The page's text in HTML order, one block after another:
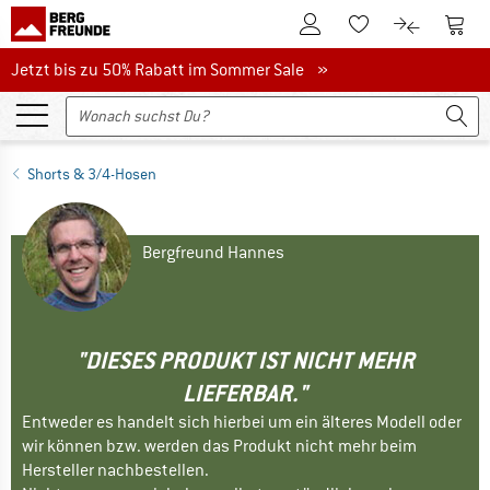
Zum KundenkontoZum Merkzettel.
Zum Zum
Jetzt bis zu 50% Rabatt im Sommer Sale
Jetzt bis zu 50% Rabatt im Sommer Sale »
Shorts & 3/4-Hosen
Bergfreund Hannes
"DIESES PRODUKT IST NICHT MEHR
LIEFERBAR."
Entweder es handelt sich hierbei um ein älteres Modell oder
wir können bzw. werden das Produkt nicht mehr beim
Hersteller nachbestellen.